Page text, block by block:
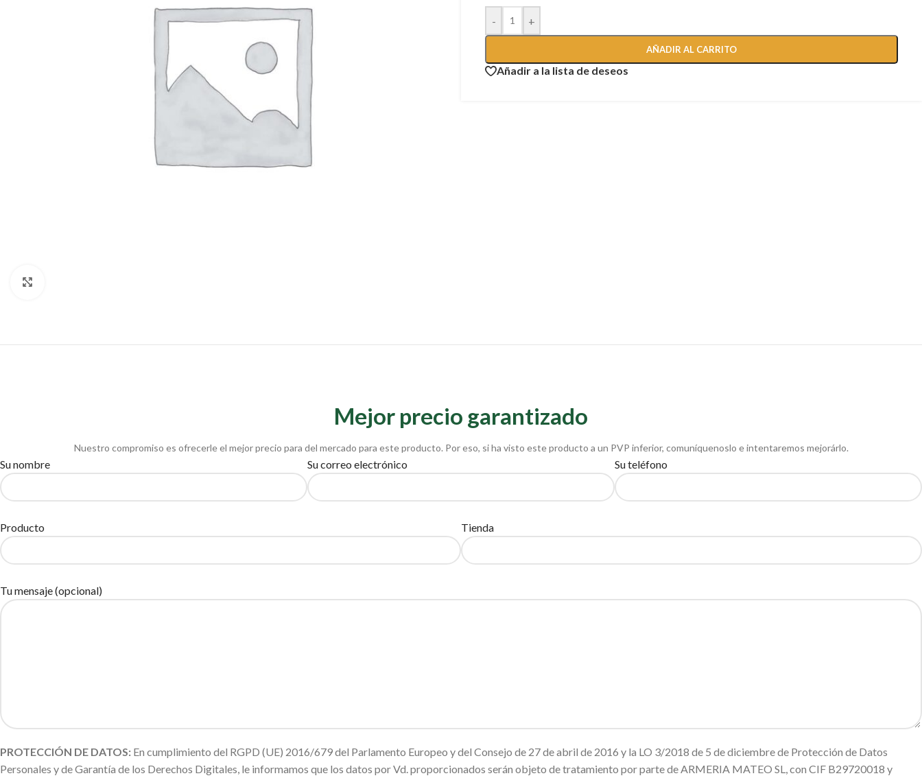
- +
AÑADIR AL CARRITO
Añadir a la lista de deseos
Mejor precio garantizado
Nuestro compromiso es ofrecerle el mejor precio para del mercado para este producto. Por eso, si ha visto este producto a un PVP inferior, comuníquenoslo e intentaremos mejorárlo.
Su nombre Su correo electrónico Su teléfono
Producto Tienda
Tu mensaje (opcional)
PROTECCIÓN DE DATOS: En cumplimiento del RGPD (UE) 2016/679 del Parlamento Europeo y del Consejo de 27 de abril de 2016 y la LO 3/2018 de 5 de diciembre de Protección de Datos
Personales y de Garantía de los Derechos Digitales, le informamos que los datos por Vd. proporcionados serán objeto de tratamiento por parte de ARMERIA MATEO SL, con CIF B29720018 y